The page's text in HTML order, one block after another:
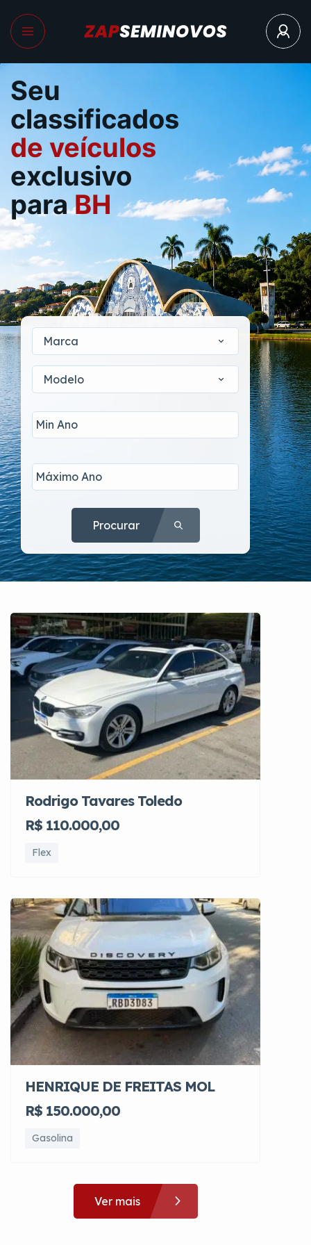
Seu
classificados
de veículos
exclusivo
paraBH
Marca
Modelo
Procurar
Rodrigo Tavares Toledo
R$ 110.000,00
Flex
HENRIQUE DE FREITAS MOL
R$ 150.000,00
Gasolina
Ver mais